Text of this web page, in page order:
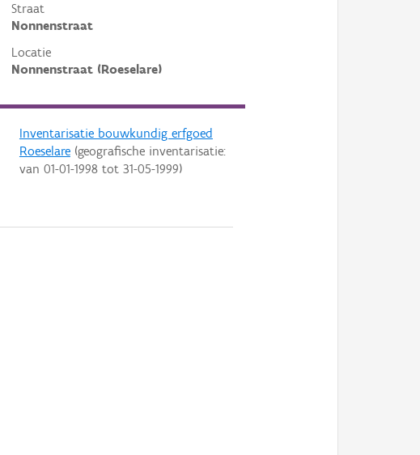
Straat
Nonnenstraat
Locatie
Nonnenstraat (Roeselare)
Inventarisatie bouwkundig erfgoed
Roeselare(geografische inventarisatie:
van 01-01-1998tot 31-05-1999)